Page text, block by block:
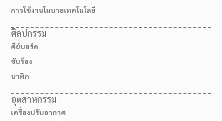
การใช้งานโมบายเทคโนโลยี
ศิลปกรรม
คีย์บอร์ด
ขับร้อง
บาติก
อุตสาหกรรม
เครื่องปรับอากาศ